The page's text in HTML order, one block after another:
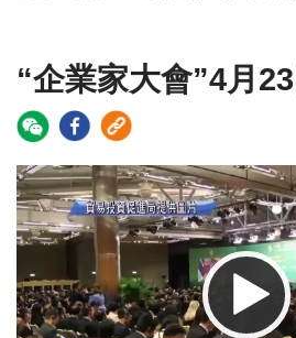
“企業家大會”4月
Video
Player